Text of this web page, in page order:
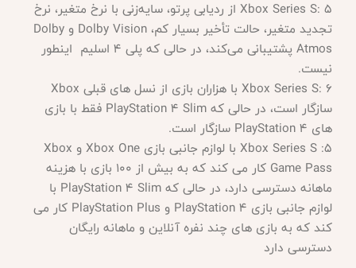
Xbox Series S: 5 از ردیابی پرتو، سایه‌زنی با نرخ متغیر، نرخ
تجدید متغیر، حالت تأخیر بسیار کم، Dolby Vision و Dolby
Atmos پشتیبانی می‌کند، در حالی که پلی 4 اسلیم اینطور
نیست.
Xbox Series S: 6 با هزاران بازی از نسل های قبلی Xbox
سازگار است، در حالی که PlayStation 4 Slim فقط با بازی
های PlayStation 4 سازگار است.
Xbox Series S :5 با لوازم جانبی بازی Xbox One و Xbox
Game Pass کار می کند که به بیش از 100 بازی با هزینه
ماهانه دسترسی دارد، در حالی که PlayStation 4 Slim با
لوازم جانبی بازی PlayStation 4 و PlayStation Plus کار می
کند که به بازی های چند نفره آنلاین و ماهانه رایگان
دسترسی دارد